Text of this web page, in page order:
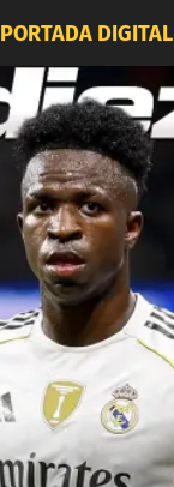
PORTADA DIGITAL